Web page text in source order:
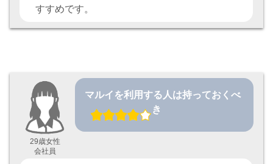
すすめです。
29歳女性
会社員
マルイを利用する人は持っておくべ
き